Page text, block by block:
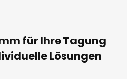
für Ihre Tagung
Lösungen